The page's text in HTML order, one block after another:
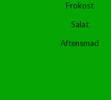
Frokost
Salat
Aftensmad